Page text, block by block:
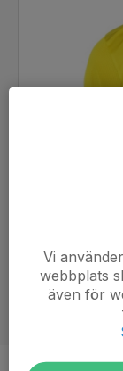
Vi
webbplats
även för